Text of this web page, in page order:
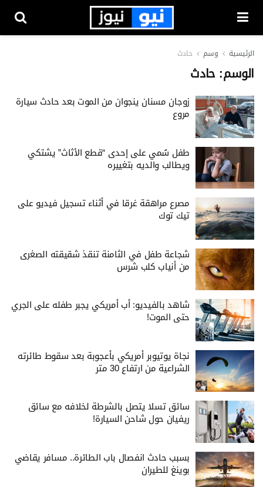
الرئيسية وسم حادث
الوسم:حادث
زوجان مسنان ينجوان من الموت بعد حادث سيارة
مروع
طفل سُمي على إحدى “قطع الأثاث” يشتكي
ويطالب والديه بتغييره
مصرع مراهقة غرقا في أثناء تسجيل فيديو على
تيك توك
شجاعة طفل في الثامنة تنقذ شقيقته الصغرى
من أنياب كلب شرس
شاهد بالفيديو: أب أمريكي يجبر طفله على الجري
حتى الموت!
نجاة يوتيوبر أمريكي بأعجوبة بعد سقوط طائرته
الشراعية من ارتفاع 30 متر
سائق تسلا يتصل بالشرطة لخلافه مع سائق
ريفيان حول شاحن السيارة!
بسبب حادث انفصال باب الطائرة.. مسافر يقاضي
بوينغ للطيران